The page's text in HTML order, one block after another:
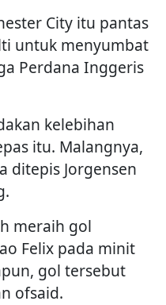
City itu pantas
untuk menyumbat
Perdana Inggeris
kelebihan
itu. Malangnya,
ditepis Jorgensen
meraih gol
Felix pada minit
gol tersebut
ofsaid.